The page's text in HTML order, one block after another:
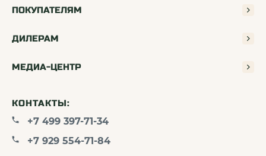
ценим доверие своих покупателей и нацелены на
храним аксессуары с соблюдением
технического регламента;
ПОКУПАТЕЛЯМ
ДИЛЕРАМ
МЕДИА-ЦЕНТР
КОНТАКТЫ:
+7 499 397-71-34
+7 929 554-71-84